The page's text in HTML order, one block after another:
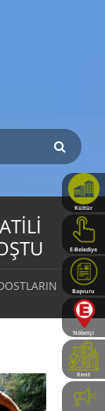
Kültür
Haritası
E-Belediye
Başvuru
Rehberi
Nöbetçi
Eczaneler
Kent
Rehberi